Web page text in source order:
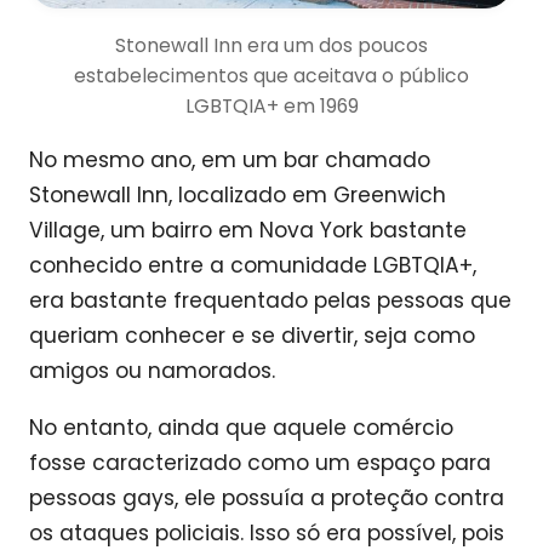
Stonewall Inn era um dos poucos
estabelecimentos que aceitava o público
LGBTQIA+ em 1969
No mesmo ano, em um bar chamado
Stonewall Inn, localizado em Greenwich
Village, um bairro em Nova York bastante
conhecido entre a comunidade LGBTQIA+,
era bastante frequentado pelas pessoas que
queriam conhecer e se divertir, seja como
amigos ou namorados.
No entanto, ainda que aquele comércio
fosse caracterizado como um espaço para
pessoas gays, ele possuía a proteção contra
os ataques policiais. Isso só era possível, pois